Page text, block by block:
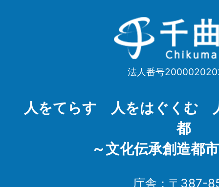
千
曲
Chikuma
法人番号
人をてらす 人をはぐくむ
都
～文化伝承創造都
庁舎：〒387-